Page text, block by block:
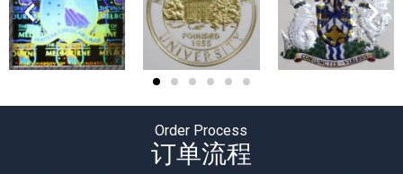
Order Process
订单流程